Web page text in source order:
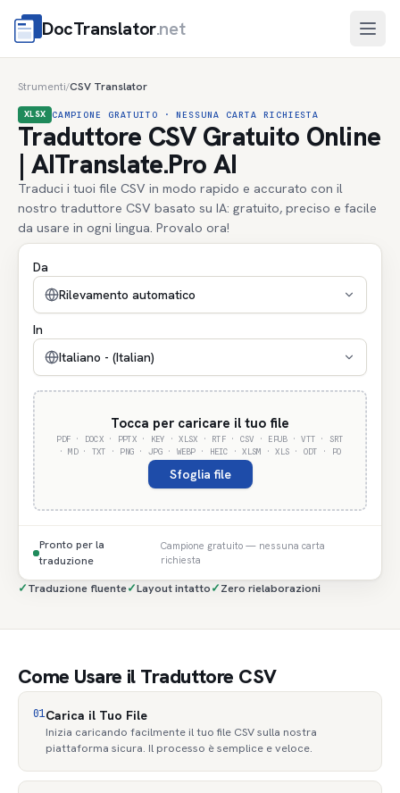
DocTranslator.net Apri
Strumenti/CSV Translator
XLSX CAMPIONE GRATUITO · NESSUNA CARTA RICHIESTA
Traduttore CSV Gratuito Online
| AITranslate.Pro AI
Traduci i tuoi file CSV in modo rapido e accurato con il
nostro traduttore CSV basato su IA: gratuito, preciso e facile
da usare in ogni lingua. Provalo ora!
Da
Rilevamento automatico
In
Italiano - (Italian)
Tocca per caricare il tuo file
PDF · DOCX · PPTX · KEY · XLSX · RTF · CSV · EPUB · VTT · SRT
· MD · TXT · PNG · JPG · WEBP · HEIC · XLSM · XLS · ODT · PO
Sfoglia file
Pronto per la
traduzione
Campione gratuito — nessuna carta
richiesta
✓Traduzione fluente✓Layout intatto✓Zero rielaborazioni
Come Usare il Traduttore CSV
01Carica il Tuo File
Inizia caricando facilmente il tuo file CSV sulla nostra
piattaforma sicura. Il processo è semplice e veloce.